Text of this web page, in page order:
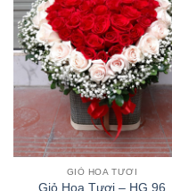
GIỎ HOA TƯƠI
Giỏ Hoa Tươi – HG 96